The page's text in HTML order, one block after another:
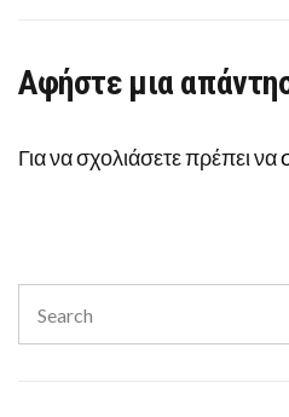
Αφήστε μια
Για να σχολιάσετε πρέπει να
for: